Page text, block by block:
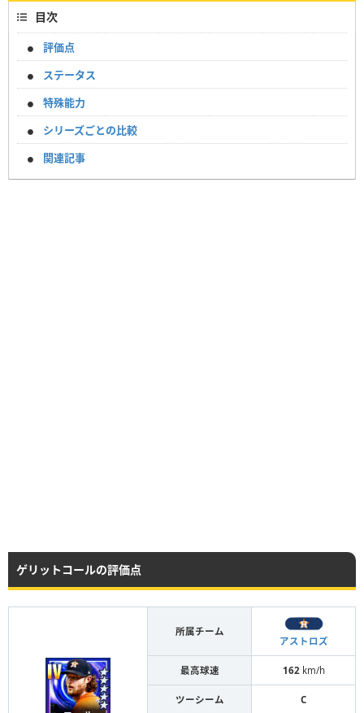
目次
評価点
ステータス
特殊能力
シリーズごとの比較
関連記事
ゲリットコールの評価点
所属チーム
アストロズ
最高球速 162 km/h
ツーシーム C